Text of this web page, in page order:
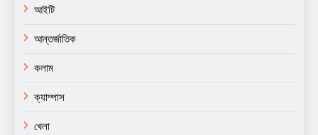
আইটি
আন্তর্জাতিক
কলাম
ক্যাম্পাস
খেলা